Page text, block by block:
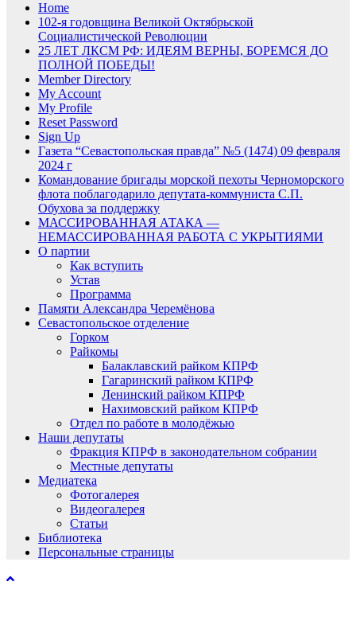
Home
102-я годовщина Великой Октябрьской
Социалистической Революции
25 ЛЕТ ЛКСМ РФ: ИДЕЯМ ВЕРНЫ, БОРЕМСЯ ДО
ПОЛНОЙ ПОБЕДЫ!
Member Directory
My Account
My Profile
Reset Password
Sign Up
Газета “Севастопольская правда” №5 (1474) 09 февраля
2024 г
Командование бригады морской пехоты Черноморского
флота поблагодарило депутата-коммуниста С.П.
Обухова за поддержку
МАССИРОВАННАЯ АТАКА —
НЕМАССИРОВАННАЯ РАБОТА С УКРЫТИЯМИ
О партии
Как вступить
Устав
Программа
Памяти Александра Черемёнова
Севастопольское отделение
Горком
Райкомы
Балаклавский райком КПРФ
Гагаринский райком КПРФ
Ленинский райком КПРФ
Нахимовский райком КПРФ
Отдел по работе в молодёжью
Наши депутаты
Фракция КПРФ в законодательном собрании
Местные депутаты
Медиатека
Фотогалерея
Видеогалерея
Статьи
Библиотека
Персональные страницы